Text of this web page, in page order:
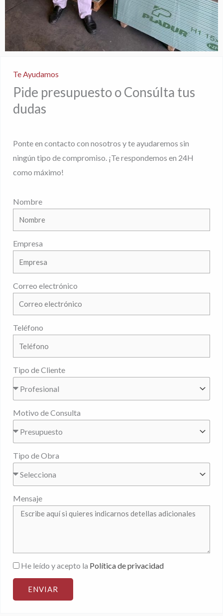
Te Ayudamos
Pide presupuesto o Consúlta tus
dudas
Ponte en contacto con nosotros y te ayudaremos sin
ningún tipo de compromiso. ¡Te respondemos en 24H
como máximo!
Nombre
Empresa
Correo electrónico
Teléfono
Tipo de Cliente
Motivo de Consulta
Tipo de Obra
Mensaje
He leído y acepto la Política de privacidad
ENVIAR